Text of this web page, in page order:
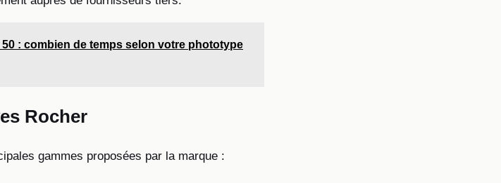
: combien de temps selon votre phototype
Rocher
gammes proposées par la marque :